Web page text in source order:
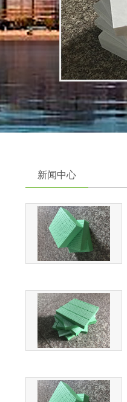
新闻中心